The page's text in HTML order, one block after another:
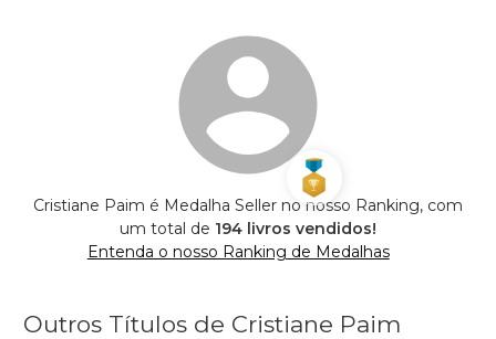
Cristiane Paim é Medalha Seller no nosso Ranking, com
um total de 194 livros vendidos!
Entenda o nosso Ranking de Medalhas
Outros Títulos de Cristiane Paim